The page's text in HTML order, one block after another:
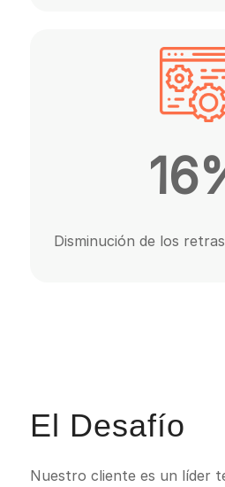
Disminución de los
El Desafío
Nuestro cliente es un líder